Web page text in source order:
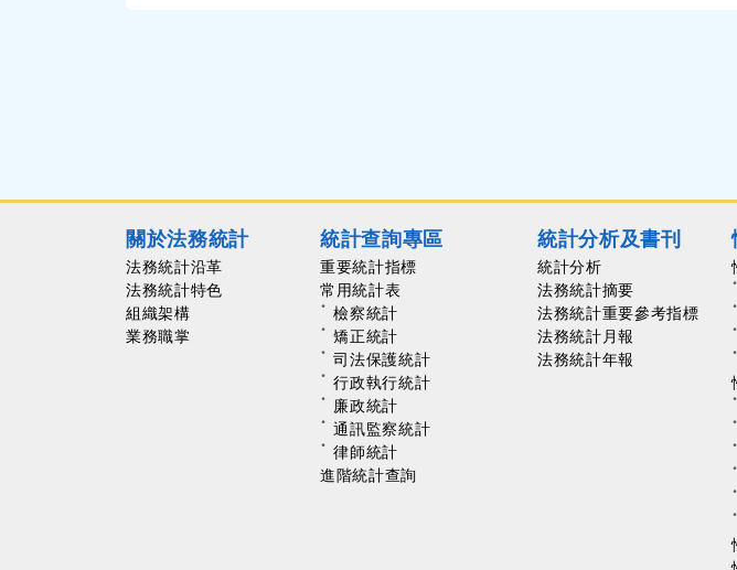
關於法務統計
法務統計沿革
法務統計特色
組織架構
業務職掌
統計查詢專區
重要統計指標
常用統計表
檢察統計
矯正統計
司法保護統計
行政執行統計
廉政統計
通訊監察統計
律師統計
進階統計查詢
統計分析及書刊
統計分析
法務統計摘要
法務統計重要參考指標
法務統計月報
法務統計年報